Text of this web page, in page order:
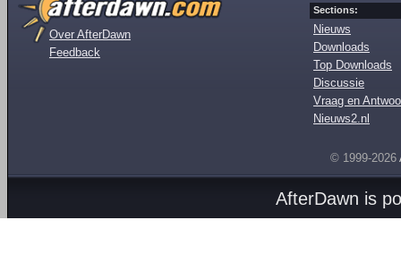
Over AfterDawn
Feedback
Sections:
Nieuws
Downloads
Top Downloads
Discussie
Vraag en
Nieuws2.nl
© 1999-2026
AfterDawn is